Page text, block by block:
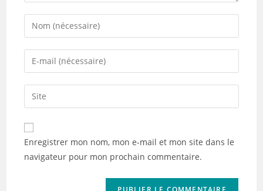
Enter
your
name
comment
Enter
your
email
address
comment
Saisir
l’URL
de
votre
(facultatif)
Enregistrer mon nom, mon e-mail et mon site dans le
navigateur pour mon prochain commentaire.